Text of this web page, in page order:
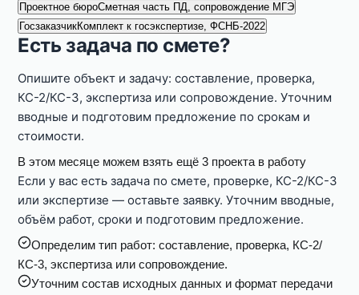
Проектное бюроСметная часть ПД, сопровождение МГЭ
ГосзаказчикКомплект к госэкспертизе, ФСНБ-2022
Есть задача по смете?
Опишите объект и задачу: составление, проверка,
КС-2/КС-3, экспертиза или сопровождение. Уточним
вводные и подготовим предложение по срокам и
стоимости.
В этом месяце можем взять ещё 3 проекта в работу
Если у вас есть задача по смете, проверке, КС-2/КС-3
или экспертизе — оставьте заявку. Уточним вводные,
объём работ, сроки и подготовим предложение.
Определим тип работ: составление, проверка, КС-2/
КС-3, экспертиза или сопровождение.
Уточним состав исходных данных и формат передачи